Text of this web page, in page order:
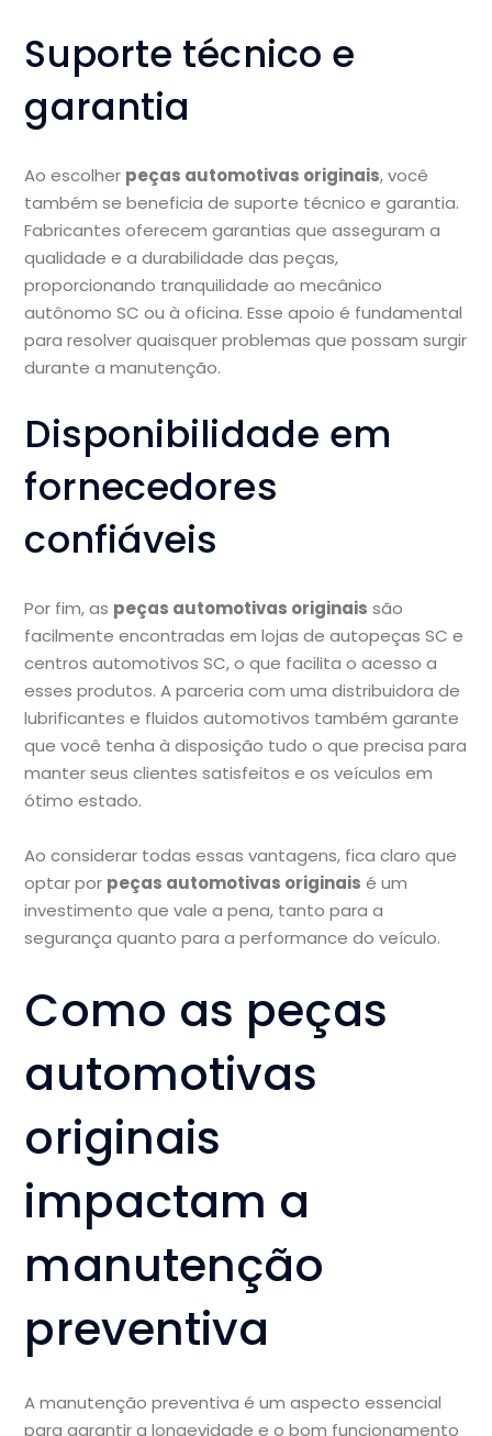
Suporte técnico e
garantia
Ao escolher peças automotivas originais, você
também se beneficia de suporte técnico e garantia.
Fabricantes oferecem garantias que asseguram a
qualidade e a durabilidade das peças,
proporcionando tranquilidade ao mecânico
autônomo SC ou à oficina. Esse apoio é fundamental
para resolver quaisquer problemas que possam surgir
durante a manutenção.
Disponibilidade em
fornecedores
confiáveis
Por fim, as peças automotivas originais são
facilmente encontradas em lojas de autopeças SC e
centros automotivos SC, o que facilita o acesso a
esses produtos. A parceria com uma distribuidora de
lubrificantes e fluidos automotivos também garante
que você tenha à disposição tudo o que precisa para
manter seus clientes satisfeitos e os veículos em
ótimo estado.
Ao considerar todas essas vantagens, fica claro que
optar por peças automotivas originais é um
investimento que vale a pena, tanto para a
segurança quanto para a performance do veículo.
Como as peças
automotivas
originais
impactam a
manutenção
preventiva
A manutenção preventiva é um aspecto essencial
para garantir a longevidade e o bom funcionamento